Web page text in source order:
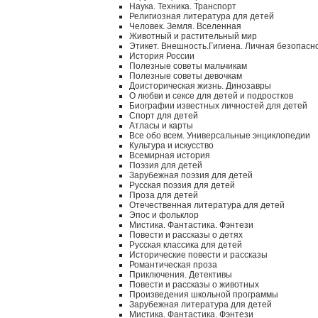
Наука. Техника. Транспорт
Религиозная литература для детей
Человек. Земля. Вселенная
Животный и растительный мир
Этикет. Внешность.Гигиена. Личная
История России
Полезные советы мальчикам
Полезные советы девочкам
Доисторическая жизнь. Динозавры
О любви и сексе для детей и подростков
Биографии известных личностей для детей
Спорт для детей
Атласы и карты
Все обо всем. Универсальные энциклопедии
Культура и искусство
Всемирная история
Поэзия для детей
Зарубежная поэзия для детей
Русская поэзия для детей
Проза для детей
Отечественная литература для детей
Эпос и фольклор
Мистика. Фантастика. Фэнтези
Повести и рассказы о детях
Русская классика для детей
Исторические повести и рассказы
Романтическая проза
Приключения. Детективы
Повести и рассказы о животных
Произведения школьной программы
Зарубежная литература для детей
Мистика. Фантастика. Фэнтези